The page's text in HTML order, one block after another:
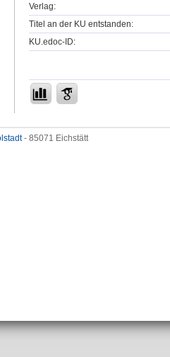
Verlag:
Titel an der KU entstanden:
KU.edoc-ID:
- 85071 Eichstätt